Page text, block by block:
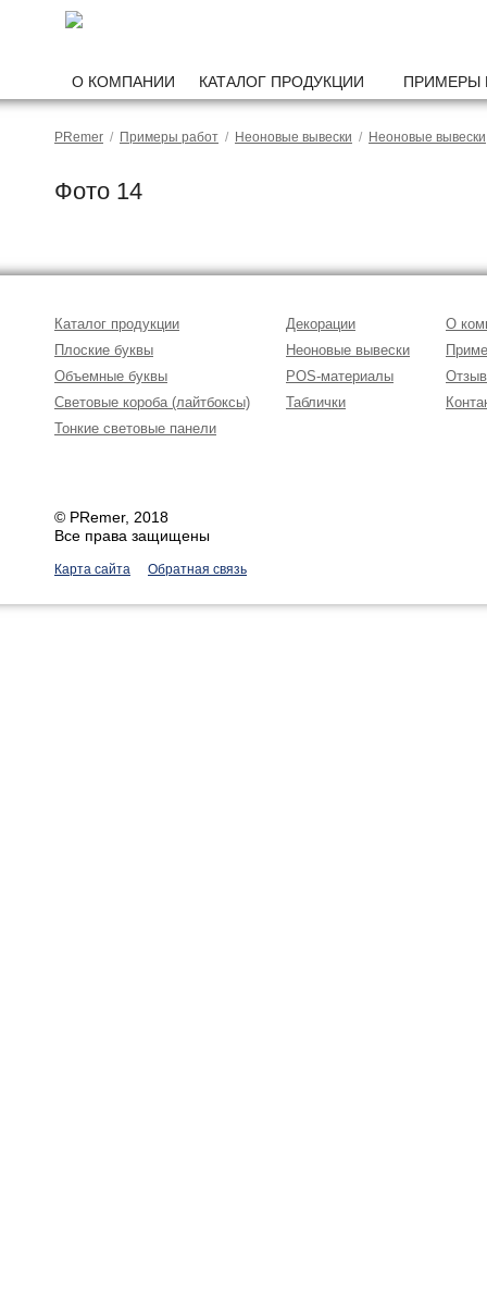
О КОМПАНИИ КАТАЛОГ ПРОДУКЦИИ ПРИМЕРЫ
PRemer / Примеры работ / Неоновые вывески / Неоновые вывески
Фото 14
Каталог продукции
Плоские буквы
Объемные буквы
Световые короба (лайтбоксы)
Тонкие световые панели
Декорации
Неоновые вывески
POS-материалы
Таблички
О
© PRemer, 2018
Все права защищены
Карта сайта Обратная связь